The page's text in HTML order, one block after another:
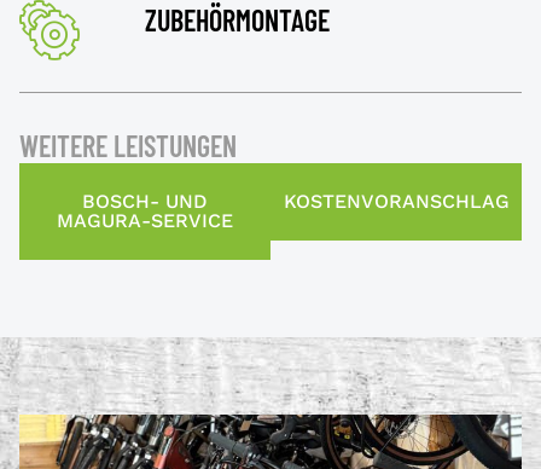
ZUBEHÖRMONTAGE
WEITERE LEISTUNGEN
BOSCH- UND
MAGURA-SERVICE
KOSTENVORANSCHLAG